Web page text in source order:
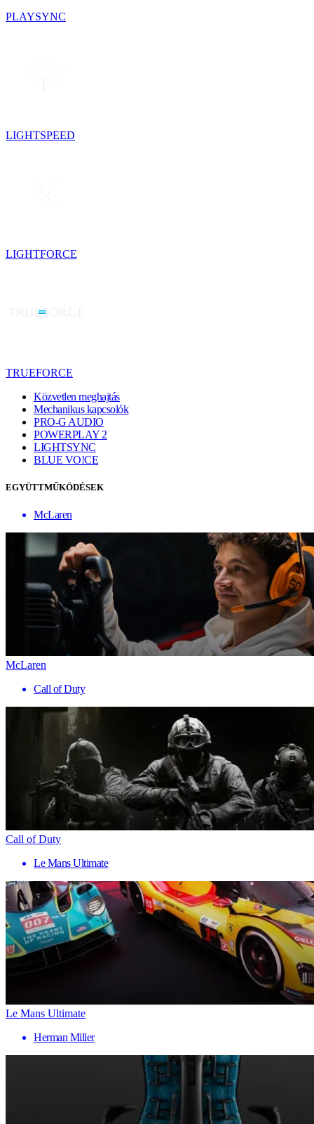
PLAYSYNC
LIGHTSPEED
LIGHTFORCE
TRUEFORCE
Közvetlen meghajtás
Mechanikus kapcsolók
PRO-G AUDIO
POWERPLAY 2
LIGHTSYNC
BLUE VO!CE
EGYÜTTMŰKÖDÉSEK
McLaren
McLaren
Call of Duty
Call of Duty
Le Mans Ultimate
Le Mans Ultimate
Herman Miller